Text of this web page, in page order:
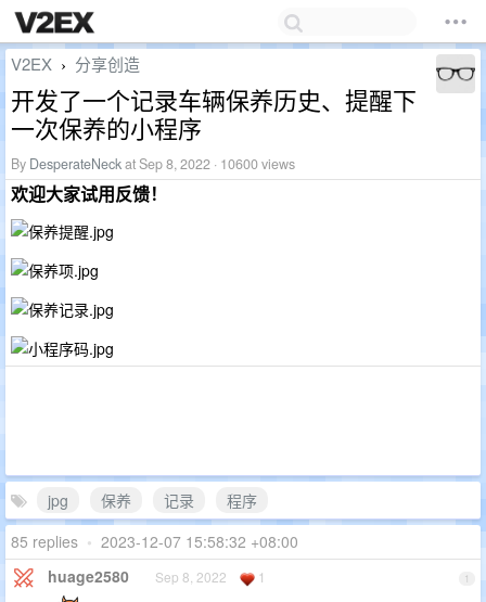
V2EX › 分享创造
开发了一个记录车辆保养历史、提醒下
一次保养的小程序
By DesperateNeckat Sep 8, 2022 · 10600 views
欢迎大家试用反馈！
jpg 保养 记录
程序
85 replies • 2023-12-07 15:58:32 +08:00
1
huage2580 Sep 8, 2022 1